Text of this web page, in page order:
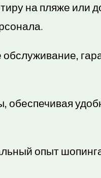
на пляже или
обеспечивая
опыт